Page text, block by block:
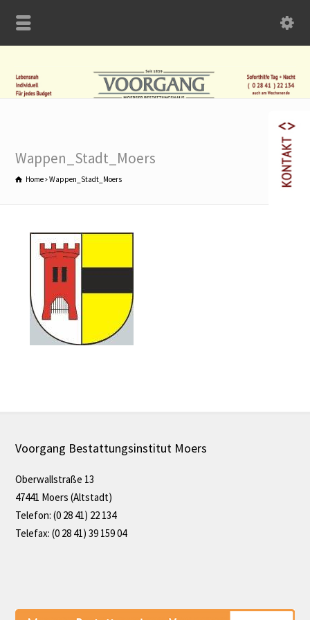
Wappen_Stadt_Moers
Home Wappen_Stadt_Moers
Voorgang Bestattungsinstitut Moers
Oberwallstraße 13
47441 Moers (Altstadt)
Telefon: (0 28 41) 22 134
Telefax: (0 28 41) 39 159 04